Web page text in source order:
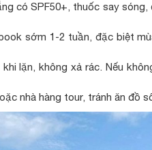
có SPF50+, thuốc say
sớm 1-2 tuần, đặc biệt
lặn, không xả rác. Nếu
nhà hàng tour, tránh ăn đồ